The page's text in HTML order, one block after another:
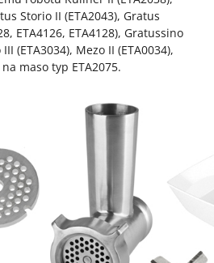
Storio II (ETA2043), Gratus
ETA4126, ETA4128), Gratussino
(ETA3034), Mezo II (ETA0034),
maso typ ETA2075.